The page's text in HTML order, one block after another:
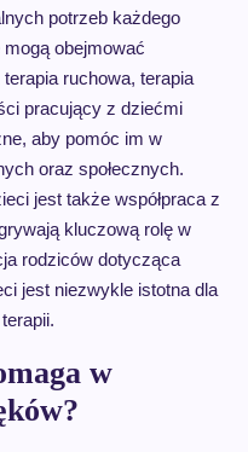
potrzeb każdego
obejmować
ruchowa, terapia
pracujący z dziećmi
aby pomóc im w
oraz społecznych.
jest także współpraca z
kluczową rolę w
rodziców dotycząca
jest niezwykle istotna dla
w